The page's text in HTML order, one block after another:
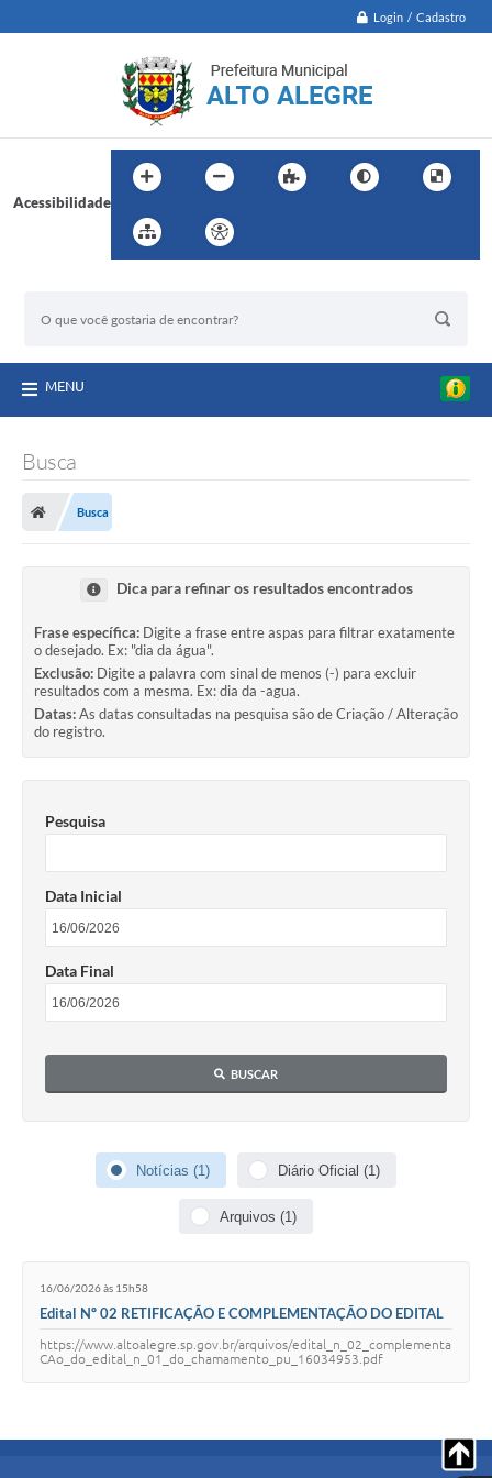
Login / Cadastro
Acessibilidade
MENU
Busca
Busca
Dica para refinar os resultados encontrados
Frase específica: Digite a frase entre aspas para filtrar exatamente
o desejado. Ex: "dia da água".
Exclusão: Digite a palavra com sinal de menos (-) para excluir
resultados com a mesma. Ex: dia da -agua.
Datas:As datas consultadas na pesquisa são de Criação / Alteração
do registro.
Pesquisa
Data Inicial
Data Final
BUSCAR
Notícias (1) Diário Oficial (1)
Arquivos (1)
16/06/2026 às 15h58
Edital Nº 02 RETIFICAÇÃO E COMPLEMENTAÇÃO DO EDITAL
PMCMV
https://www.altoalegre.sp.gov.br/arquivos/edital_n_02_complementa
CAo_do_edital_n_01_do_chamamento_pu_16034953.pdf